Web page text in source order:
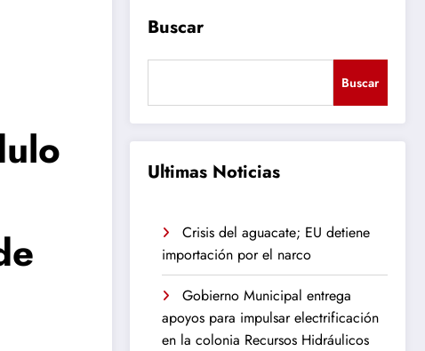
Buscar
Buscar
Ultimas Noticias
Crisis del aguacate; EU detiene
importación por el narco
Gobierno Municipal entrega
apoyos para impulsar electrificación
en la colonia Recursos Hidráulicos